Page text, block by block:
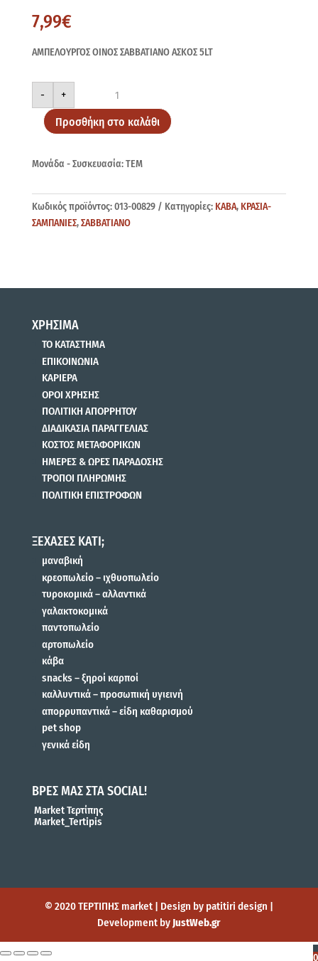
7,99€
ΑΜΠΕΛΟΥΡΓΟΣ ΟΙΝΟΣ ΣΑΒΒΑΤΙΑΝΟ ΑΣΚΟΣ 5LT
-
ΑΜΠΕΛΟΥΡΓΟΣ
ΣΑΒΒΑΤΙΑΝΟ
ΑΣΚΟΣ
5LT
ποσότητα
+
Προσθήκη στο καλάθι
Μονάδα - Συσκευασία: ΤΕΜ
Κωδικός προϊόντος:013-00829 Κατηγορίες: ΚΑΒΑ, ΚΡΑΣΙΑ-
ΣΑΜΠΑΝΙΕΣ,ΣΑΒΒΑΤΙΑΝΟ
ΧΡΗΣΙΜΑ
ΤΟ ΚΑΤΑΣΤΗΜΑ
ΕΠΙΚΟΙΝΩΝΙΑ
ΚΑΡΙΕΡΑ
ΟΡΟΙ ΧΡΗΣΗΣ
ΠΟΛΙΤΙΚΗ ΑΠΟΡΡΗΤΟΥ
ΔΙΑΔΙΚΑΣΙΑ ΠΑΡΑΓΓΕΛΙΑΣ
ΚΟΣΤΟΣ ΜΕΤΑΦΟΡΙΚΩΝ
ΗΜΕΡΕΣ & ΩΡΕΣ ΠΑΡΑΔΟΣΗΣ
ΤΡΟΠΟΙ ΠΛΗΡΩΜΗΣ
ΠΟΛΙΤΙΚΗ ΕΠΙΣΤΡΟΦΩΝ
ΞΕΧΑΣΕΣ ΚΑΤΙ;
μαναβική
κρεοπωλείο – ιχθυοπωλείο
τυροκομικά – αλλαντικά
γαλακτοκομικά
παντοπωλείο
αρτοπωλείο
κάβα
snacks – ξηροί καρποί
καλλυντικά – προσωπική υγιεινή
απορρυπαντικά – είδη καθαρισμού
pet shop
γενικά είδη
ΒΡΕΣ ΜΑΣ ΣΤΑ SOCIAL!
Market Τερτίπης
Market_Tertipis
© 2020 ΤΕΡΤΙΠΗΣ market | Design by patitiri design |
Development by JustWeb.gr
0